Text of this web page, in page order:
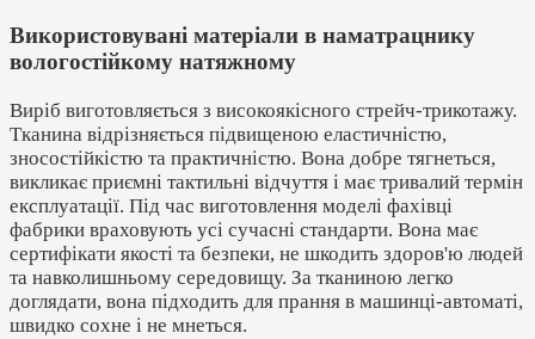
Використовувані матеріали в наматрацнику
вологостійкому натяжному
Виріб виготовляється з високоякісного стрейч-трикотажу.
Тканина відрізняється підвищеною еластичністю,
зносостійкістю та практичністю. Вона добре тягнеться,
викликає приємні тактильні відчуття і має тривалий термін
експлуатації. Під час виготовлення моделі фахівці
фабрики враховують усі сучасні стандарти. Вона має
сертифікати якості та безпеки, не шкодить здоров'ю людей
та навколишньому середовищу. За тканиною легко
доглядати, вона підходить для прання в машинці-автоматі,
швидко сохне і не мнеться.